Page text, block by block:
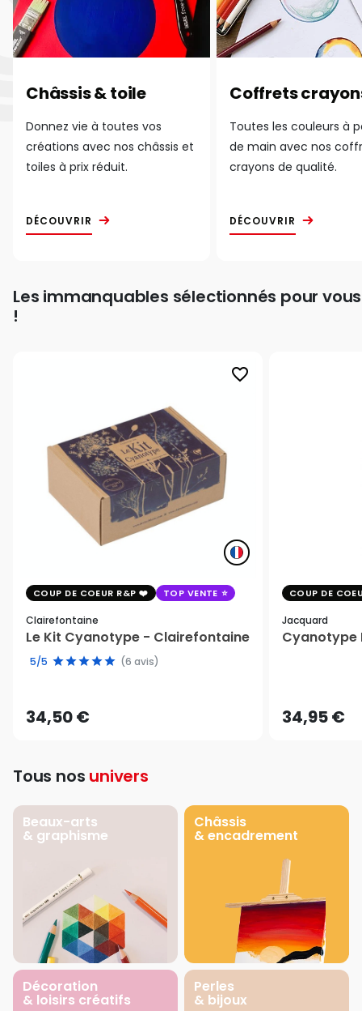
Châssis & toile
Donnez vie à toutes vos
créations avec nos châssis et
toiles à prix réduit.
DÉCOUVRIR
Coffrets
Toutes les couleurs à
de main avec nos
crayons de qualité.
DÉCOUVRIR
Les immanquables sélectionnés pour vous
!
favorite_border
COUP DE COEUR R&P TOP VENTE
Clairefontaine
Le Kit Cyanotype - Clairefontaine
5/5 (6 avis)
34,50 €
COUP DE
Jacquard
Cyanotype
34,95 €
Tous nos univers
Beaux-arts
& graphisme
Châssis
& encadrement
Décoration
& loisirs créatifs
Perles
& bijoux